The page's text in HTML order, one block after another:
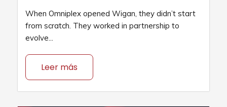
When Omniplex opened Wigan, they didn’t start
from scratch. They worked in partnership to
evolve...
Leer más